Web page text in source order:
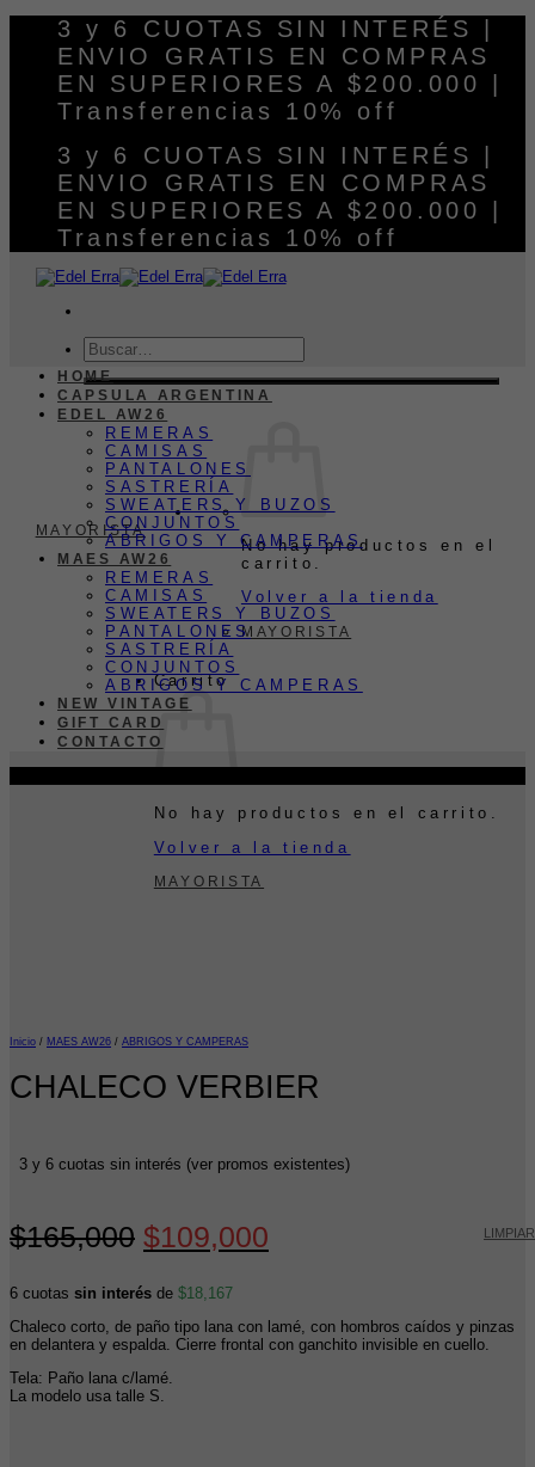
contenido
3 y 6 CUOTAS SIN INTERÉS |
ENVIO GRATIS EN COMPRAS
EN SUPERIORES A $200.000 |
Transferencias 10% off
3 y 6 CUOTAS SIN INTERÉS |
ENVIO GRATIS EN COMPRAS
EN SUPERIORES A $200.000 |
Transferencias 10% off
Buscar
por:
MAYORISTA
No hay productos en el
carrito.
Volver a la tienda
MAYORISTA
Carrito
No hay productos en el carrito.
Volver a la tienda
MAYORISTA
HOME
CAPSULA ARGENTINA
EDEL AW26
REMERAS
CAMISAS
PANTALONES
SASTRERÍA
SWEATERS Y BUZOS
CONJUNTOS
ABRIGOS Y CAMPERAS
MAES AW26
REMERAS
CAMISAS
SWEATERS Y BUZOS
PANTALONES
SASTRERÍA
CONJUNTOS
ABRIGOS Y CAMPERAS
NEW VINTAGE
GIFT CARD
CONTACTO
Inicio / MAES AW26 / ABRIGOS Y CAMPERAS
CHALECO VERBIER
3 y 6 cuotas sin interés (ver promos existentes)
$165,000 El
original
era:
$165,000.
$109,000
es:
6 cuotas sin interés de $18,167
Chaleco corto, de paño tipo lana con lamé, con hombros caídos y pinzas
en delantera y espalda. Cierre frontal con ganchito invisible en cuello.
Tela: Paño lana c/lamé.
La modelo usa talle S.
LIMPIAR